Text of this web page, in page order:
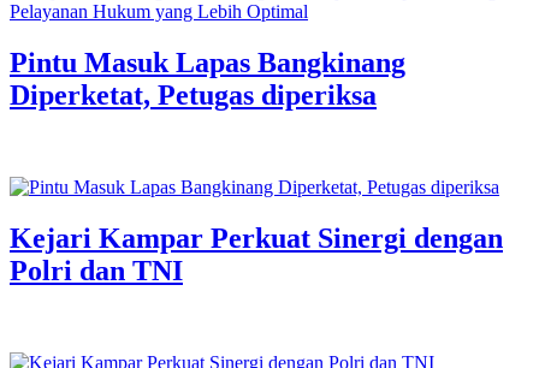
Pintu Masuk Lapas Bangkinang
Diperketat, Petugas diperiksa
Kejari Kampar Perkuat Sinergi dengan
Polri dan TNI